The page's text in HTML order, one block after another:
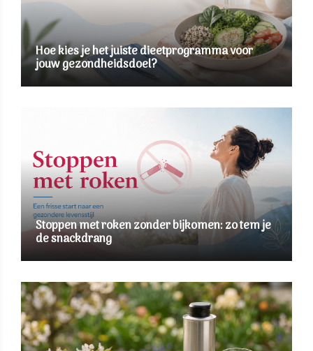
Hoe kies je het juiste dieetprogramma voor
jouw gezondheidsdoel?
Stoppen met roken zonder bijkomen: zo tem je
de snackdrang